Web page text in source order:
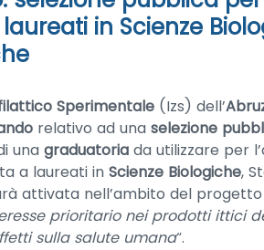
in Scienze
Sperimentale (Izs) dell’
relativo ad una selezione
una graduatoria da utilizzare per
a laureati in Scienze Biologiche,
attivata nell’ambito del progetto
prioritario nei prodotti ittici
sulla salute umana“.